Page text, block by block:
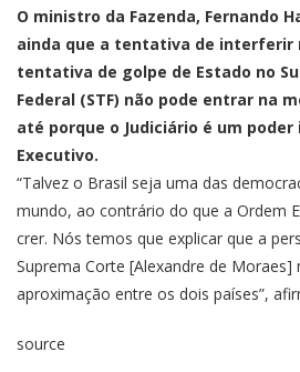
O ministro da Fazenda, Fernando
ainda que a tentativa de interferir
tentativa de golpe de Estado no
Federal (STF) não pode entrar na
até porque o Judiciário é um
Executivo.
“Talvez o Brasil seja uma das
mundo, ao contrário do que a Ordem
crer. Nós temos que explicar que a
Suprema Corte [Alexandre de Moraes]
aproximação entre os dois países”,
source